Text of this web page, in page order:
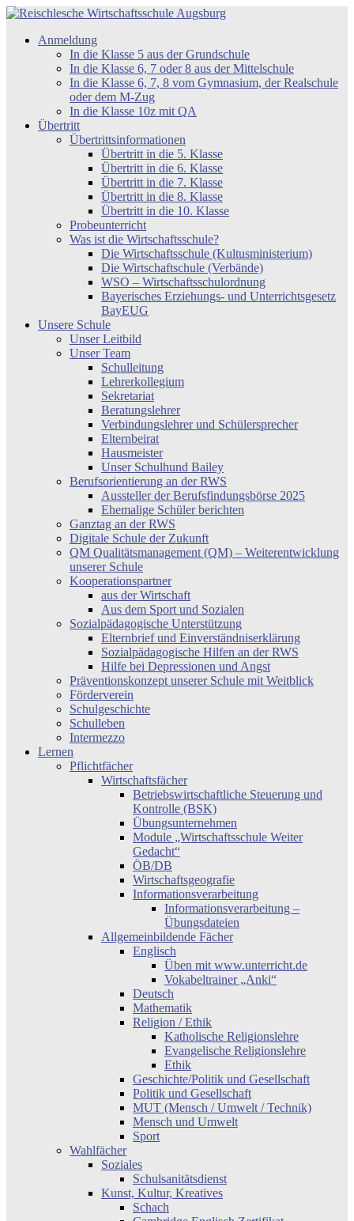
Zum
springen
Reischlesche
Wirtschaftsschule
Anmeldung
In die Klasse 5 aus der Grundschule
In die Klasse 6, 7 oder 8 aus der Mittelschule
In die Klasse 6, 7, 8 vom Gymnasium, der Realschule
oder dem M-Zug
In die Klasse 10z mit QA
Übertritt
Übertrittsinformationen
Übertritt in die 5. Klasse
Übertritt in die 6. Klasse
Übertritt in die 7. Klasse
Übertritt in die 8. Klasse
Übertritt in die 10. Klasse
Probeunterricht
Was ist die Wirtschaftsschule?
Die Wirtschaftsschule (Kultusministerium)
Die Wirtschaftschule (Verbände)
WSO – Wirtschaftsschulordnung
Bayerisches Erziehungs- und Unterrichtsgesetz
BayEUG
Unsere Schule
Unser Leitbild
Unser Team
Schulleitung
Lehrerkollegium
Sekretariat
Beratungslehrer
Verbindungslehrer und Schülersprecher
Elternbeirat
Hausmeister
Unser Schulhund Bailey
Berufsorientierung an der RWS
Aussteller der Berufsfindungsbörse 2025
Ehemalige Schüler berichten
Ganztag an der RWS
Digitale Schule der Zukunft
QM Qualitätsmanagement (QM) – Weiterentwicklung
unserer Schule
Kooperationspartner
aus der Wirtschaft
Aus dem Sport und Sozialen
Sozialpädagogische Unterstützung
Elternbrief und Einverständniserklärung
Sozialpädagogische Hilfen an der RWS
Hilfe bei Depressionen und Angst
Präventionskonzept unserer Schule mit Weitblick
Förderverein
Schulgeschichte
Schulleben
Intermezzo
Lernen
Pflichtfächer
Wirtschaftsfächer
Betriebswirtschaftliche Steuerung und
Kontrolle (BSK)
Übungsunternehmen
Module „Wirtschaftsschule Weiter
Gedacht“
ÖB/DB
Wirtschaftsgeografie
Informationsverarbeitung
Informationsverarbeitung –
Übungsdateien
Allgemeinbildende Fächer
Englisch
Üben mit www.unterricht.de
Vokabeltrainer „Anki“
Deutsch
Mathematik
Religion / Ethik
Katholische Religionslehre
Evangelische Religionslehre
Ethik
Geschichte/Politik und Gesellschaft
Politik und Gesellschaft
MUT (Mensch / Umwelt / Technik)
Mensch und Umwelt
Sport
Wahlfächer
Soziales
Schulsanitätsdienst
Kunst, Kultur, Kreatives
Schach